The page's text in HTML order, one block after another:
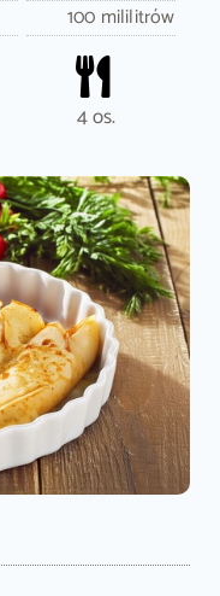
100 mililitrów
4 os.